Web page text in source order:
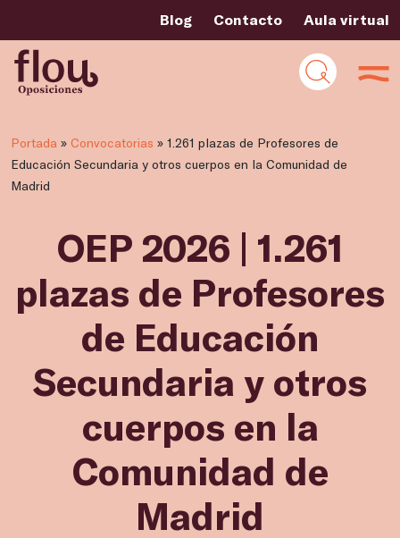
Blog Contacto Aula virtual
Portada » Convocatorias » 1.261 plazas de Profesores de
Educación Secundaria y otros cuerpos en la Comunidad de
Madrid
OEP 2026 | 1.261
plazas de Profesores
de Educación
Secundaria y otros
cuerpos en la
Comunidad de
Madrid